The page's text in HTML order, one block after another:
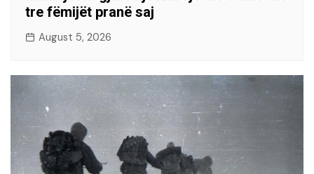
tre fëmijët pranë saj
August 5, 2026